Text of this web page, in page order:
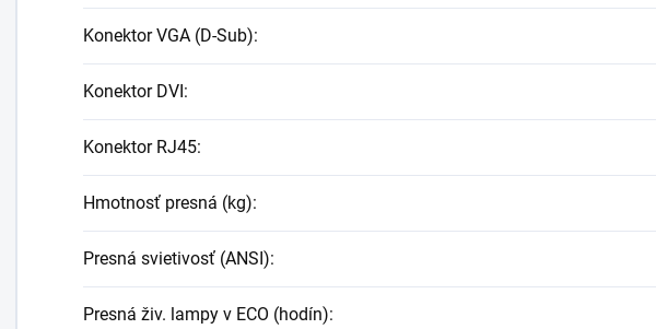
Konektor VGA (D-Sub):
Konektor DVI :
Konektor RJ45:
Hmotnosť presná (kg):
Presná svietivosť (ANSI):
Presná živ. lampy v ECO (hodín):